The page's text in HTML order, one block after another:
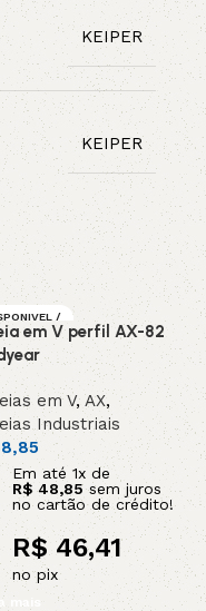
KEIPER
KEIPER
/
ENCOMEN
DA
em V perfil AX-82
em V, AX,
Industriais
Em até 1x de
R$48,85sem juros
no cartão de crédito!
R$46,41
no pix
mais